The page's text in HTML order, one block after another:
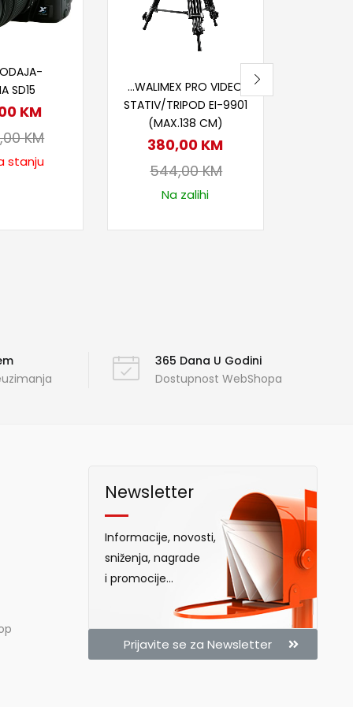
SD15
KM
KM
stanju
…WALIMEX PRO VIDEO
STATIV/TRIPOD EI-9901
(MAX.138 CM)
380,00 KM
544,00KM
Na zalihi
365 Dana U Godini
Dostupnost WebShopa
Newsletter
Informacije, novosti,
sniženja, nagrade
i promocije...
Prijavite se za Newsletter